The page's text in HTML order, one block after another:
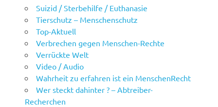
Suizid / Sterbehilfe / Euthanasie
Tierschutz – Menschenschutz
Top-Aktuell
Verbrechen gegen Menschen-Rechte
Verrückte Welt
Video / Audio
Wahrheit zu erfahren ist ein MenschenRecht
Wer steckt dahinter ? – Abtreiber-
Recherchen